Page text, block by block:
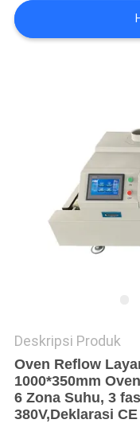
PETA
SITUS
Deskripsi Produk
Oven Reflow
1000*350mm
6 Zona Suhu​, 3
380V,Deklarasi CE